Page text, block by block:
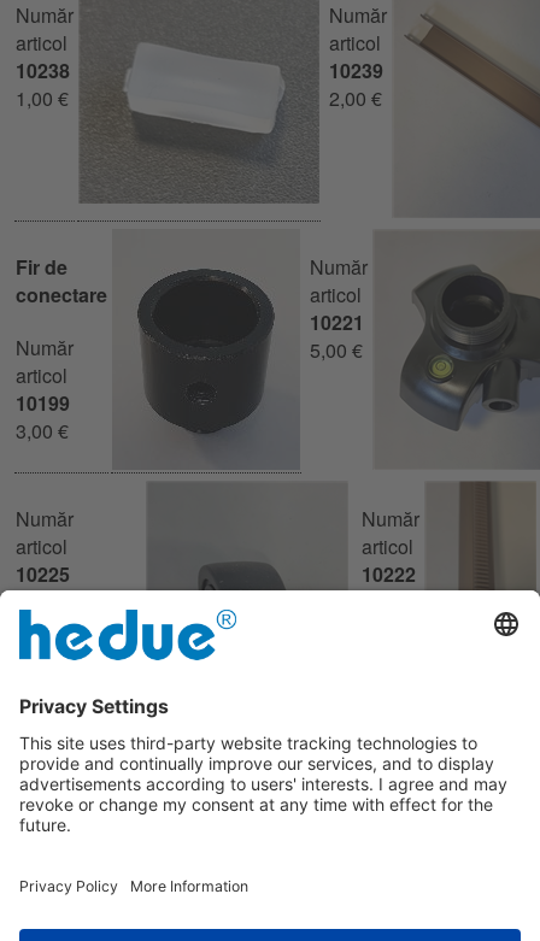
Număr
articol
10238
1,00 €
Număr
articol
10239
2,00 €
Fir de
conectare
Număr
articol
10199
3,00 €
Număr
articol
10221
5,00 €
Număr
articol
10225
Număr
articol
10222
Număr articol
10227
3,00 €